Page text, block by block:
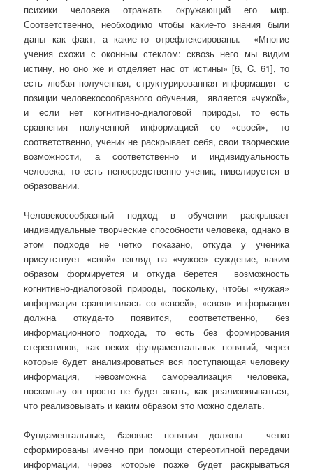
психики человека отражать окружающий его мир.
Соответственно, необходимо чтобы какие-то знания были
даны как факт, а какие-то отрефлексированы. «Многие
учения схожи с оконным стеклом: сквозь него мы видим
истину, но оно же и отделяет нас от истины» [6, C. 61], то
есть любая полученная, структурированная информация с
позиции человекосообразного обучения, является «чужой»,
и если нет когнитивно-диалоговой природы, то есть
сравнения полученной информацией со «своей», то
соответственно, ученик не раскрывает себя, свои творческие
возможности, а соответственно и индивидуальность
человека, то есть непосредственно ученик, нивелируется в
образовании.
Человекосообразный подход в обучении раскрывает
индивидуальные творческие способности человека, однако в
этом подходе не четко показано, откуда у ученика
присутствует «свой» взгляд на «чужое» суждение, каким
образом формируется и откуда берется возможность
когнитивно-диалоговой природы, поскольку, чтобы «чужая»
информация сравнивалась со «своей», «своя» информация
должна откуда-то появится, соответственно, без
информационного подхода, то есть без формирования
стереотипов, как неких фундаментальных понятий, через
которые будет анализироваться вся поступающая человеку
информация, невозможна самореализация человека,
поскольку он просто не будет знать, как реализовываться,
что реализовывать и каким образом это можно сделать.
Фундаментальные, базовые понятия должны четко
сформированы именно при помощи стереотипной передачи
информации, через которые позже будет раскрываться